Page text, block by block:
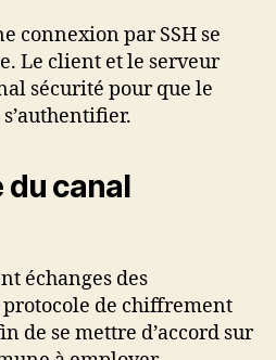
connexion par SSH se
Le client et le serveur
sécurité pour que le
du canal
échanges des
de chiffrement
de se mettre d’accord sur